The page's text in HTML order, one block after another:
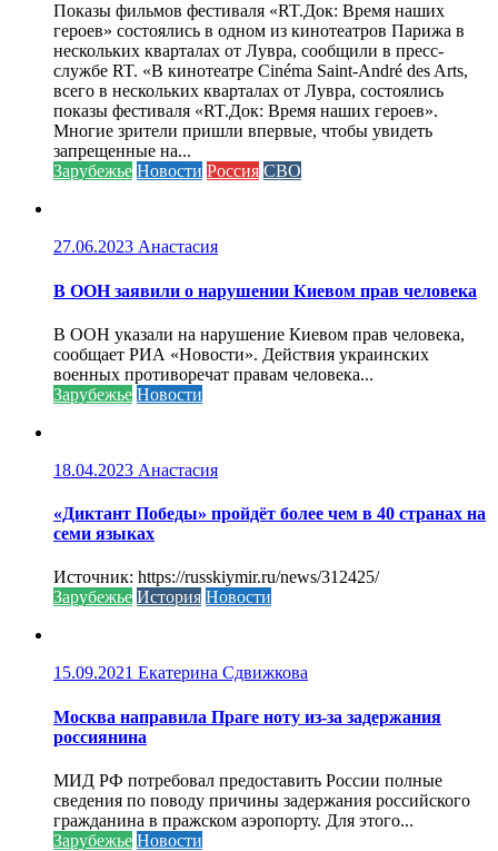
Показы фильмов фестиваля «RT.Док: Время наших
героев» состоялись в одном из кинотеатров Парижа в
нескольких кварталах от Лувра, сообщили в пресс-
службе RT. «В кинотеатре Cinéma Saint-André des Arts,
всего в нескольких кварталах от Лувра, состоялись
показы фестиваля «RT.Док: Время наших героев».
Многие зрители пришли впервые, чтобы увидеть
запрещенные на...
Зарубежье Новости Россия СВО
27.06.2023 Анастасия
В ООН заявили о нарушении Киевом прав человека
В ООН указали на нарушение Киевом прав человека,
сообщает РИА «Новости». Действия украинских
военных противоречат правам человека...
Зарубежье Новости
18.04.2023 Анастасия
«Диктант Победы» пройдёт более чем в 40 странах на
семи языках
Источник: https://russkiymir.ru/news/312425/
Зарубежье История Новости
15.09.2021 Екатерина Сдвижкова
Москва направила Праге ноту из-за задержания
россиянина
МИД РФ потребовал предоставить России полные
сведения по поводу причины задержания российского
гражданина в пражском аэропорту. Для этого...
Зарубежье Новости